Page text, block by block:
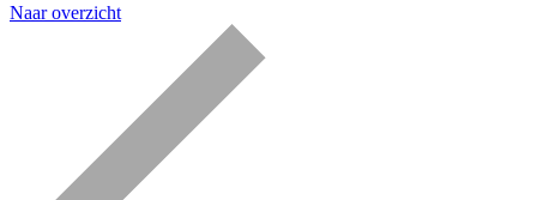
Naar overzicht